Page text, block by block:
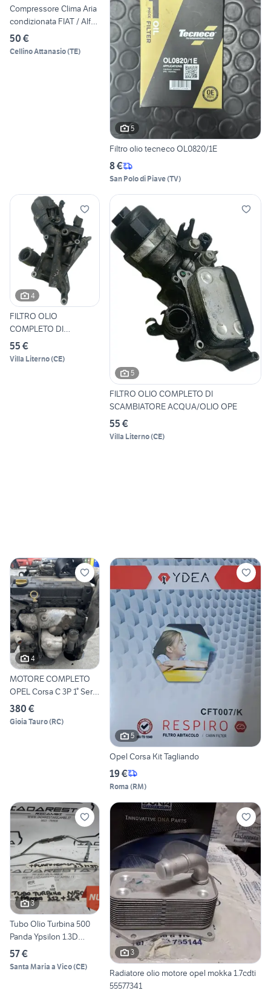
Compressore Clima Aria
condizionata FIAT / Alfa
Ro
50 €
Cellino Attanasio(TE)
5
Filtro olio tecneco OL0820/1E
8 €
San Polo di Piave(TV)
4
FILTRO OLIO
COMPLETO DI
SCAMBIATORE
ACQUA/OLIO OPE
55 €
Villa Literno(CE)
5
FILTRO OLIO COMPLETO DI
SCAMBIATORE ACQUA/OLIO OPE
55 €
Villa Literno(CE)
4
MOTORE COMPLETO
OPEL Corsa C 3P 1° Serie
Y17DTL D
380 €
Gioia Tauro(RC)
5
Opel Corsa Kit Tagliando
19 €
Roma (RM)
3
Tubo Olio Turbina 500
Panda Ypsilon 1.3D
55213493
57 €
Santa Maria a Vico(CE)
3
Radiatore olio motore opel mokka 1.7cdti
55577341